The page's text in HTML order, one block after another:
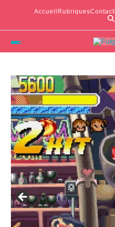
Accueil RubriquesContact